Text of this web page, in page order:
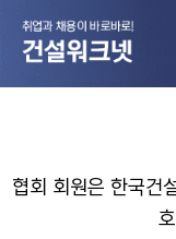
협회 회원은 한국건